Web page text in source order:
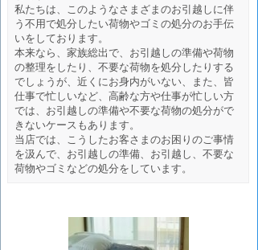
私たちは、このようなさまざまのお引越しに伴
う不用で処分したい荷物やゴミの処分のお手伝
いをしております。
本来なら、家族総出で、お引越しの準備や荷物
の整理をしたり、不要な荷物を処分したりする
でしょうが、近くにお身内がいない、また、皆
仕事で忙しいなど、高齢な方や仕事が忙しい方
では、お引越しの準備や不要な荷物の処分がで
きないケースもあります。
当店では、こうしたお客さまのお困りのご事情
を汲んで、お引越しの準備、お引越し、不要な
荷物やゴミなどの処分をしています。